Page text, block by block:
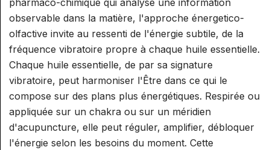
SPÉCIALISATION : RÉFLEXOLOGIE
ET ONCOLOGIE
SPÉCIALISATION : RÉFLEXOLOGIE
PÉDIATRIQUE
RELATION
PRATICIEN/CONSULTANT
SUPERVISION AROMA
SUPERVISION RÉFLEXOLOGIE
GESTION ET COMMUNICATION
AIDE À L'INSTALLATION ET
GESTION
COMMUNICATION ET
PROMOTION D'UNE ACTIVITÉ
ELIXIRS
ELIXIRS FLORAUX NIVEAU 1
PHYTOTHÉRAPIE PRATIQUE
PHYTOTHÉRAPIE PRATIQUE
MICRONUTRITION
MICRONUTRITION PRATIQUE
EXAMENS
observable dans la matière, l'approche énergetico-
olfactive invite au ressenti de l'énergie subtile, de la
fréquence vibratoire propre à chaque huile essentielle.
Chaque huile essentielle, de par sa signature
vibratoire, peut harmoniser l'Être dans ce qui le
compose sur des plans plus énergétiques. Respirée ou
appliquée sur un chakra ou sur un méridien
d'acupuncture, elle peut réguler, amplifier, débloquer
l'énergie selon les besoins du moment. Cette